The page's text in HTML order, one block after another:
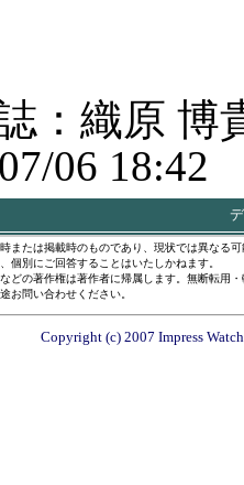
誌：織原 博
06 18:42
または掲載時のものであり、現状では異なる
個別にご回答することはいたしかねます。
などの著作権は著作者に帰属します。無断転用
お問い合わせください。
Copyright (c) 2007 Impress